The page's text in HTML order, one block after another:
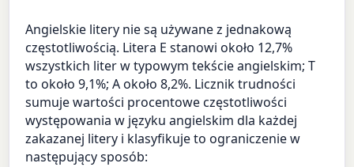
Angielskie litery nie są używane z jednakową
częstotliwością. Litera E stanowi około 12,7%
wszystkich liter w typowym tekście angielskim; T
to około 9,1%; A około 8,2%. Licznik trudności
sumuje wartości procentowe częstotliwości
występowania w języku angielskim dla każdej
zakazanej litery i klasyfikuje to ograniczenie w
następujący sposób: